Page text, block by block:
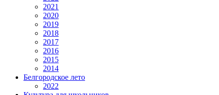
2021
2020
2019
2018
2017
2016
2015
2014
Белгородское лето
2022